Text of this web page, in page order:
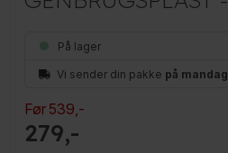
På lager
Vi sender din pakke på mandag
Før 539,-
279